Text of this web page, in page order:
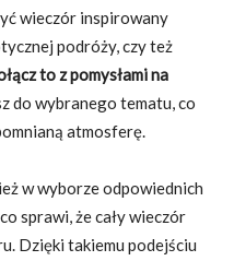
wieczór inspirowany
podróży, czy też
to z pomysłami na
do wybranego tematu, co
atmosferę.
w wyborze odpowiednich
sprawi, że cały wieczór
Dzięki takiemu podejściu